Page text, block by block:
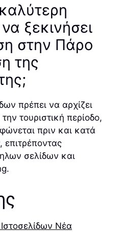
ξεκινήσει
στην Πάρο
της
πρέπει να αρχίζει
τουριστική περίοδο,
πριν και κατά
επιτρέποντας
σελίδων και
Νέα